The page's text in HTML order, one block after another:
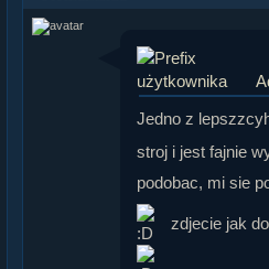
Jedno z
stroj i jest fajnie
podobac, mi sie
zdjecie jak